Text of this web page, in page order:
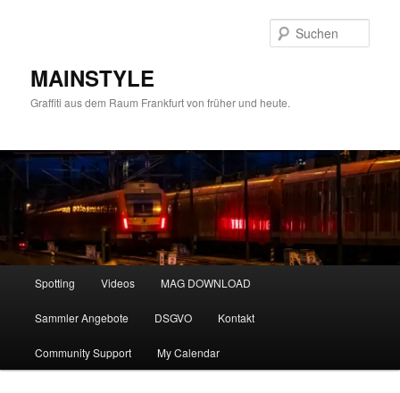
MAINSTYLE
Graffiti aus dem Raum Frankfurt von früher und heute.
Spotting Videos MAG DOWNLOAD
Sammler Angebote DSGVO Kontakt
Community Support My Calendar